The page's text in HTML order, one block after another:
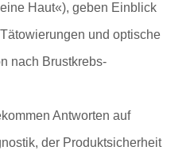
Haut«), geben Einblick
und optische
nach Brustkrebs-
Antworten auf
der Produktsicherheit